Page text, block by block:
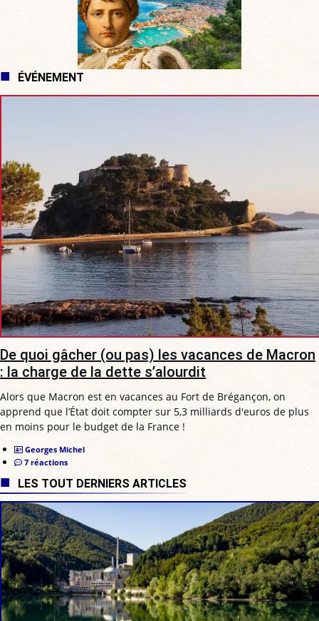
ÉVÉNEMENT
De quoi gâcher (ou pas) les vacances de Macron
: la charge de la dette s’alourdit
Alors que Macron est en vacances au Fort de Brégançon, on
apprend que l’État doit compter sur 5,3 milliards d'euros de plus
en moins pour le budget de la France !
Georges Michel
7 réactions
LES TOUT DERNIERS ARTICLES